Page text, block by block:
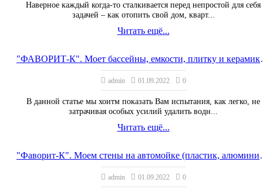
Наверное каждый когда-то сталкивается перед непростой для себя
задачей – как отопить свой дом, кварт...
Читать ещё...
"ФАВОРИТ-К".
admin 01.09.2022 0
В данной статье мы хоитм показать Вам испытания, как легко, не
затрачивая особых усилий удалить водн...
Читать ещё...
"Фаворит-К".
admin 01.09.2022 0